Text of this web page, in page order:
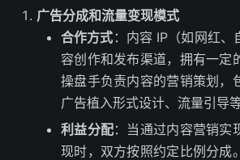
广告分成和流量变现模式
合作方式 ：内容 IP（如网红、
容创作和发布渠道，拥有一定
操盘手负责内容的营销策划，
广告植入形式设计、流量引导等
利益分配：当通过内容营销实
现时，双方按照约定比例分成